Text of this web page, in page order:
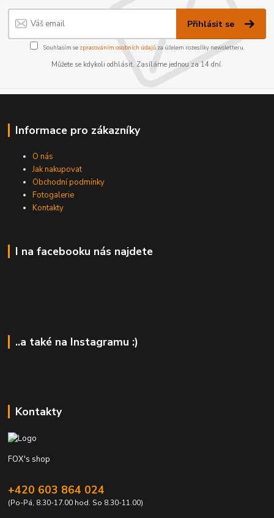
Přihlásit se
Souhlasím se zpracováním osobních údajůza účelem rozesílky newsletteru.
Můžete se kdykoli odhlásit. Zasíláme jednou za 14 dní.
Informace pro zákazníky
O nás
Jak nakupovat
Obchodní podmínky
Fotogalerie
Kontakty
I na facebooku nás najdete
..a také na Instagramu :)
Kontakty
FOX's shop
+420 603 864 024
(Po-Pá, 8.30-17.00 hod. So 8.30-11.00)